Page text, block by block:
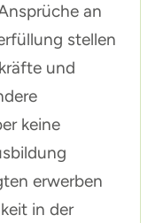
an
stellen
und
keine
erwerben
in der